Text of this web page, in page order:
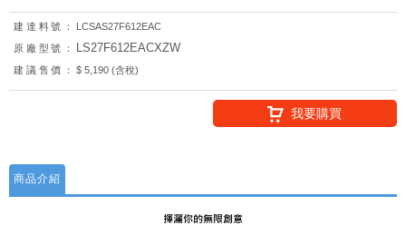
建達料號：
LCSAS27F612EAC
原廠型號：
LS27F612EACXZW
建議售價： $ 5,190 (含稅)
我要購買
商品介紹